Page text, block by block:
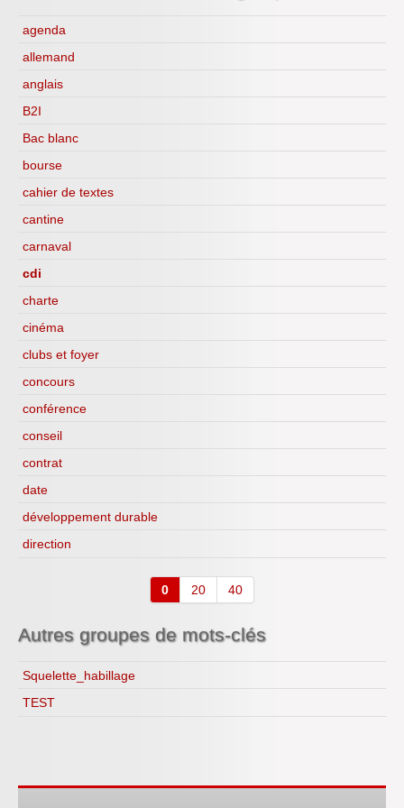
agenda
allemand
anglais
B2I
Bac blanc
bourse
cahier de textes
cantine
carnaval
cdi
charte
cinéma
clubs et foyer
concours
conférence
conseil
contrat
date
développement durable
direction
0 20 40
Autres groupes de mots-clés
Squelette_habillage
TEST